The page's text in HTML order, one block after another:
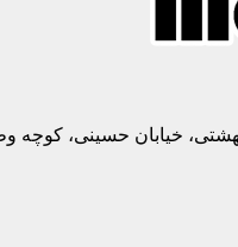
خیابان حسینی، کوچه وطنی،